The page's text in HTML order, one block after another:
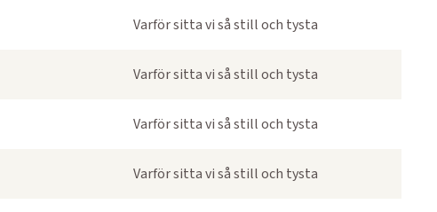
Varför sitta vi så still och tysta
Varför sitta vi så still och tysta
Varför sitta vi så still och tysta
Varför sitta vi så still och tysta